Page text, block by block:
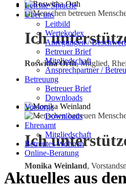
Ich
Roswitha Orth, Mitglied,
Ich
Monika Weinland,
Leichte Sprache
Über uns
Leitbild
Wertekodex
Anregungen /
Betreuer Brief
Mitgliedschaft
Ansprechpartner /
Betreuung
Betreuer Brief
Downloads
Vorsorge
Downloads
Ehrenamt
Mitgliedschaft
Betreutes Wohnen
Online-Beratung
Aktuelles aus